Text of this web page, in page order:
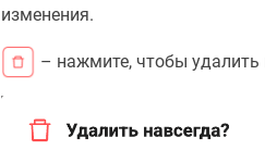
изменения.
– нажмите, чтобы